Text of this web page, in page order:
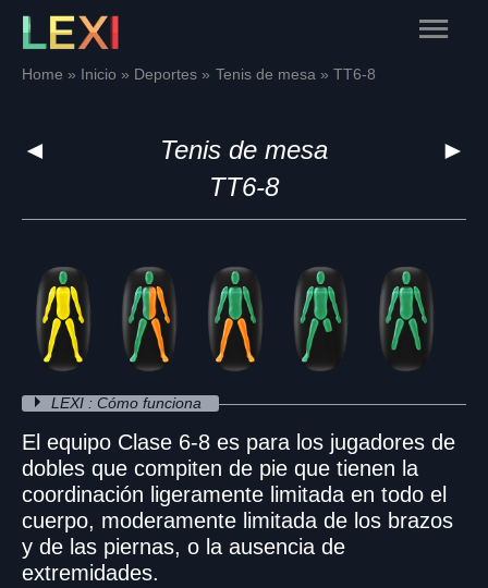
Skip
content
Main
Home Inicio Deportes Tenis de mesa TT6-8
◄ ►
Tenis de mesa
TT6-8
LEXI : Cómo funciona
El equipo Clase 6-8 es para los jugadores de
dobles que compiten de pie que tienen la
coordinación ligeramente limitada en todo el
cuerpo, moderamente limitada de los brazos
y de las piernas, o la ausencia de
extremidades.